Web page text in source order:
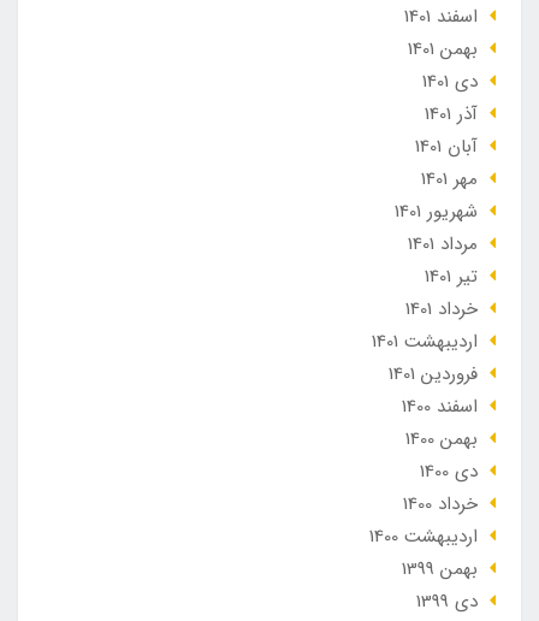
اسفند 1401
بهمن 1401
دی 1401
آذر 1401
آبان 1401
مهر 1401
شهریور 1401
مرداد 1401
تير 1401
خرداد 1401
ارديبهشت 1401
فروردین 1401
اسفند 1400
بهمن 1400
دی 1400
خرداد 1400
ارديبهشت 1400
بهمن 1399
دی 1399